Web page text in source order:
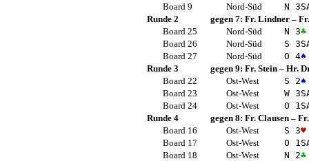
Board 9
Nord-Süd N 3
Runde 2
gegen 7: Fr. Lindner –
Board 25
Nord-Süd N 3♣
Board 26
Nord-Süd S 3
Board 27
Nord-Süd O 4♠
Runde 3
gegen 9: Fr. Stein – Hr.
Board 22
Ost-West S 2♠
Board 23
Ost-West W 3
Board 24
Ost-West O 1
Runde 4
gegen 8: Fr. Clausen –
Board 16
Ost-West S 3♥
Board 17
Ost-West O 1
Board 18
Ost-West N 2♣